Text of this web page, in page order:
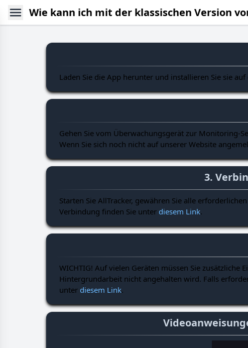
Wie kann ich mit der klassischen Version
Laden Sie die App herunter und installieren Sie sie
Gehen Sie vom Überwachungsgerät zur Monitoring-
Wenn Sie sich noch nicht auf unserer Website
3.
Starten Sie AllTracker, gewähren Sie alle
Verbindung finden Sie unter diesem Link.
WICHTIG! Auf vielen Geräten müssen Sie
Hintergrundarbeit nicht angehalten wird. Falls
unter diesem Link.